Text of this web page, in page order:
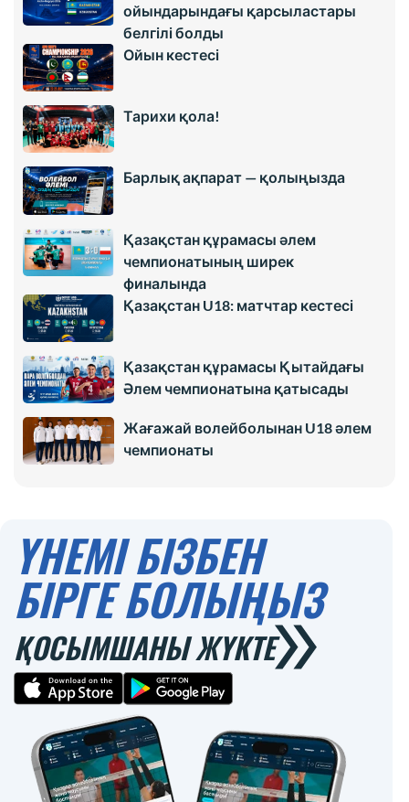
ойындарындағы қарсыластары
белгілі болды
Ойын кестесі
Тарихи қола!
Барлық ақпарат — қолыңызда
Қазақстан құрамасы әлем
чемпионатының ширек
финалында
Қазақстан U18: матчтар кестесі
Қазақстан құрамасы Қытайдағы
Әлем чемпионатына қатысады
Жағажай волейболынан U18 әлем
чемпионаты
ҮНЕМІ БІЗБЕН
БІРГЕ БОЛЫҢЫЗ
ҚОСЫМШАНЫ ЖҮКТЕ